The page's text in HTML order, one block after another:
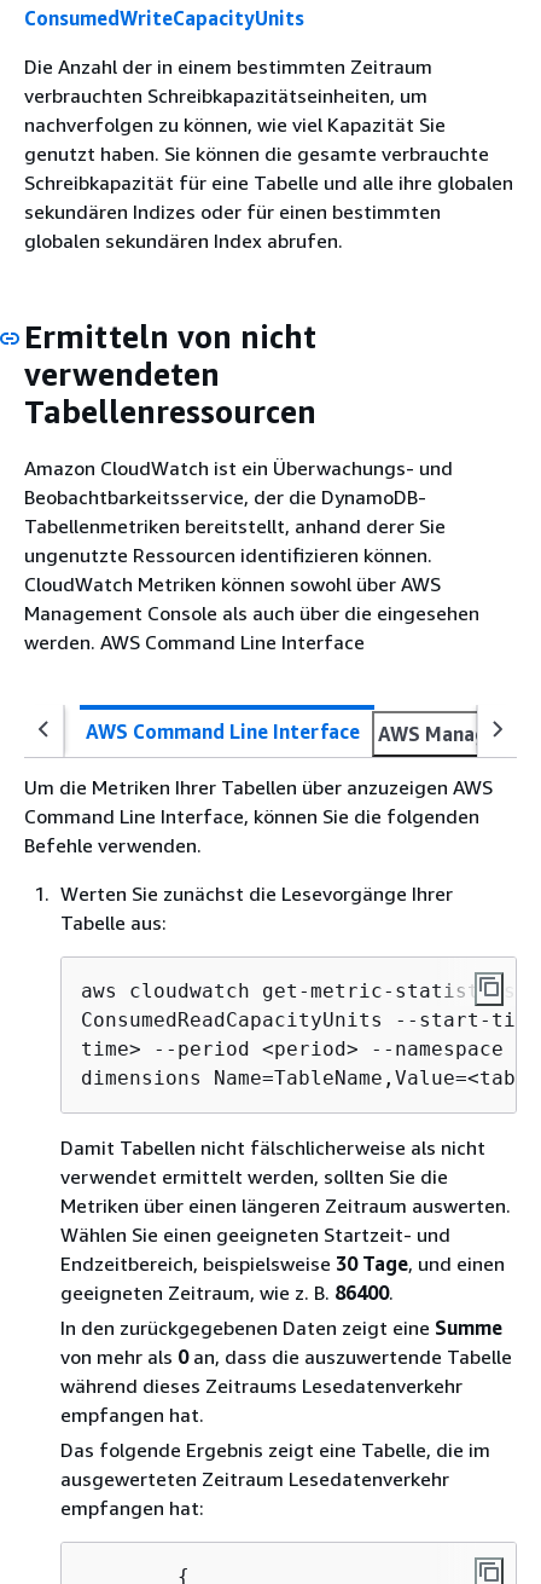
ConsumedWriteCapacityUnits
Die Anzahl der in einem bestimmten Zeitraum
verbrauchten Schreibkapazitätseinheiten, um
nachverfolgen zu können, wie viel Kapazität Sie
genutzt haben. Sie können die gesamte verbrauchte
Schreibkapazität für eine Tabelle und alle ihre globalen
sekundären Indizes oder für einen bestimmten
globalen sekundären Index abrufen.
Ermitteln von nicht
verwendeten
Tabellenressourcen
Amazon CloudWatch ist ein Überwachungs- und
Beobachtbarkeitsservice, der die DynamoDB-
Tabellenmetriken bereitstellt, anhand derer Sie
ungenutzte Ressourcen identifizieren können.
CloudWatch Metriken können sowohl über AWS
Management Console als auch über die eingesehen
werden. AWS Command Line Interface
AWS Command Line Interface AWS
Um die Metriken Ihrer Tabellen über anzuzeigen AWS
Command Line Interface, können Sie die folgenden
Befehle verwenden.
Werten Sie zunächst die Lesevorgänge Ihrer
Tabelle aus:
aws cloudwatch get-metric-statistics
ConsumedReadCapacityUnits --start-
time> --period <period> --namespace
dimensions
Damit Tabellen nicht fälschlicherweise als nicht
verwendet ermittelt werden, sollten Sie die
Metriken über einen längeren Zeitraum auswerten.
Wählen Sie einen geeigneten Startzeit- und
Endzeitbereich, beispielsweise 30 Tage, und einen
geeigneten Zeitraum, wie z. B. 86400.
In den zurückgegebenen Daten zeigt eine Summe
von mehr als 0an, dass die auszuwertende Tabelle
während dieses Zeitraums Lesedatenverkehr
empfangen hat.
Das folgende Ergebnis zeigt eine Tabelle, die im
ausgewerteten Zeitraum Lesedatenverkehr
empfangen hat:
{